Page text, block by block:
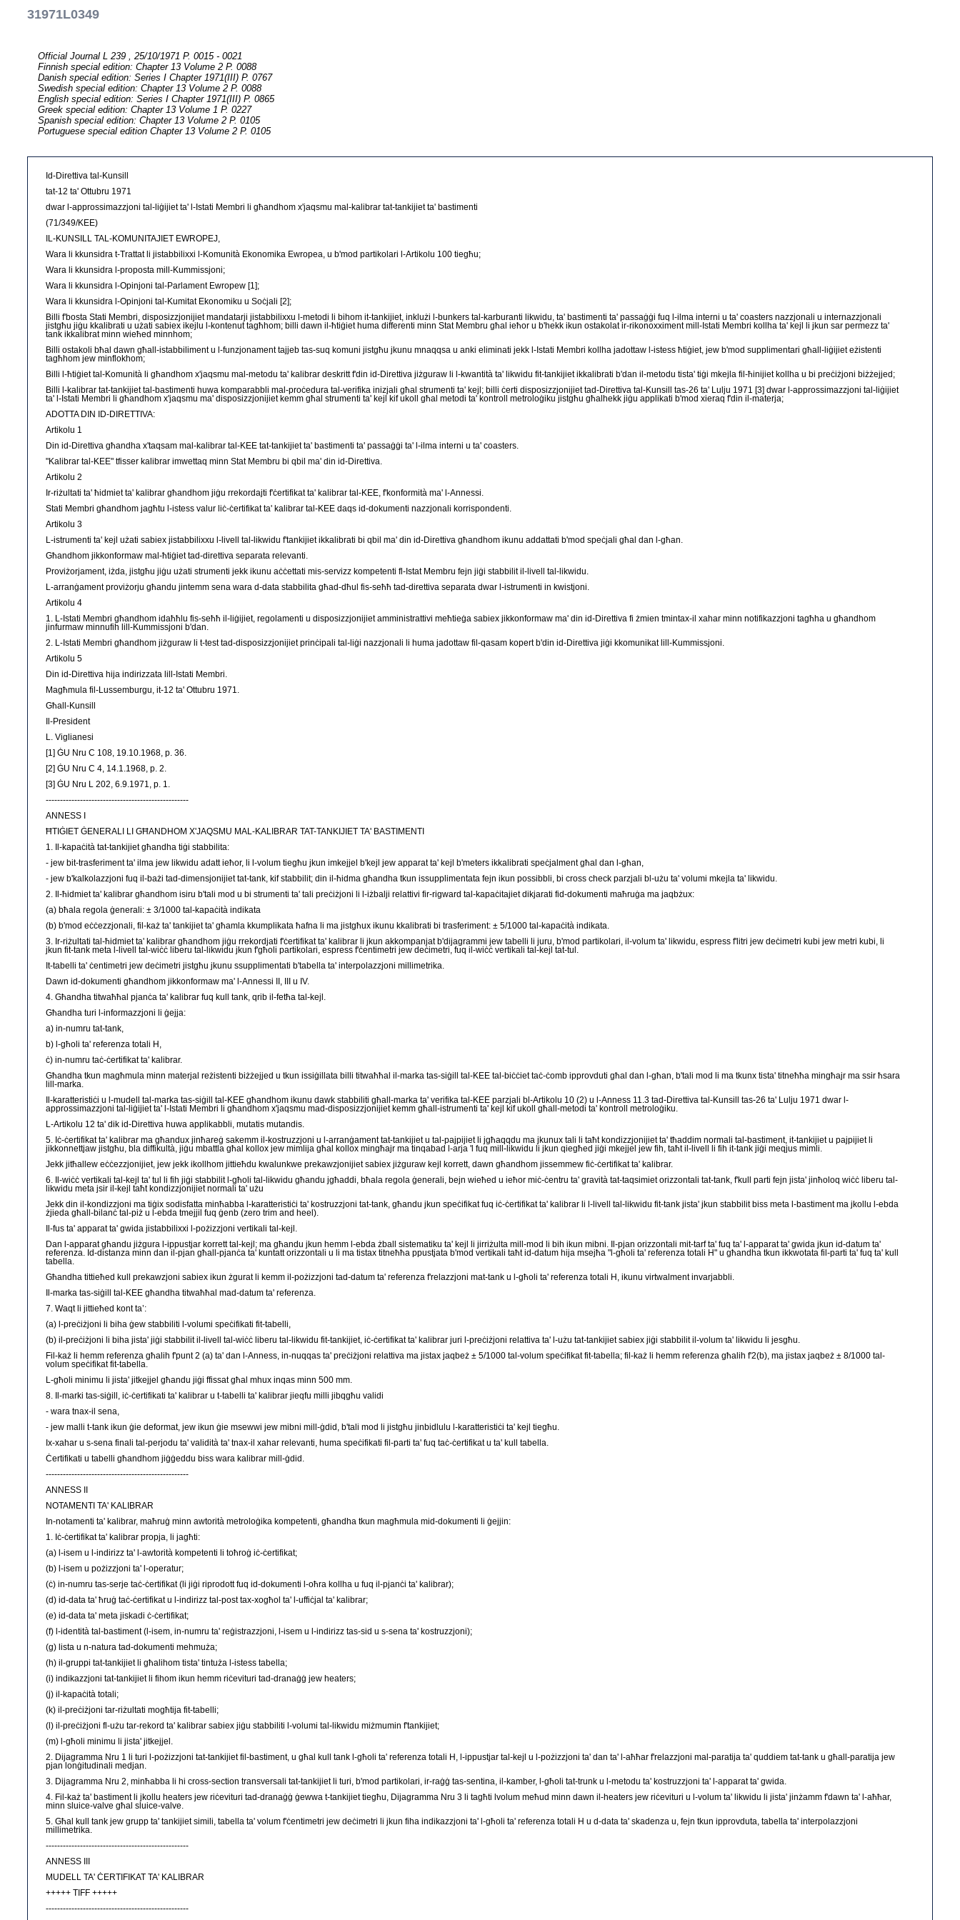
31971L0349
Official Journal L 239 , 25/10/1971 P. 0015 - 0021
Finnish special edition: Chapter 13 Volume 2 P. 0088
Danish special edition: Series I Chapter 1971(III) P. 0767
Swedish special edition: Chapter 13 Volume 2 P. 0088
English special edition: Series I Chapter 1971(III) P. 0865
Greek special edition: Chapter 13 Volume 1 P. 0227
Spanish special edition: Chapter 13 Volume 2 P. 0105
Portuguese special edition Chapter 13 Volume 2 P. 0105
Id-Direttiva tal-Kunsill
tat-12 ta' Ottubru 1971
dwar l-approssimazzjoni tal-liġijiet ta' l-Istati Membri li għandhom x'jaqsmu mal-kalibrar tat-tankijiet ta' bastimenti
(71/349/KEE)
IL-KUNSILL TAL-KOMUNITAJIET EWROPEJ,
Wara li kkunsidra t-Trattat li jistabbilixxi l-Komunità Ekonomika Ewropea, u b'mod partikolari l-Artikolu 100 tiegħu;
Wara li kkunsidra l-proposta mill-Kummissjoni;
Wara li kkunsidra l-Opinjoni tal-Parlament Ewropew [1];
Wara li kkunsidra l-Opinjoni tal-Kumitat Ekonomiku u Soċjali [2];
Billi f'bosta Stati Membri, disposizzjonijiet mandatarji jistabbilixxu l-metodi li bihom it-tankijiet, inklużi l-bunkers tal-karburanti likwidu, ta' bastimenti ta' passaġġi fuq l-ilma interni u ta' coasters nazzjonali u internazzjonali
jistgħu jiġu kkalibrati u użati sabiex ikejlu l-kontenut tagħhom; billi dawn il-ħtiġiet huma differenti minn Stat Membru għal ieħor u b'hekk ikun ostakolat ir-rikonoxximent mill-Istati Membri kollha ta' kejl li jkun sar permezz ta'
tank ikkalibrat minn wieħed minnhom;
Billi ostakoli bħal dawn għall-istabbiliment u l-funzjonament tajjeb tas-suq komuni jistgħu jkunu mnaqqsa u anki eliminati jekk l-Istati Membri kollha jadottaw l-istess ħtiġiet, jew b'mod supplimentari għall-liġijiet eżistenti
tagħhom jew minflokhom;
Billi l-ħtiġiet tal-Komunità li għandhom x'jaqsmu mal-metodu ta' kalibrar deskritt f'din id-Direttiva jiżguraw li l-kwantità ta' likwidu fit-tankijiet ikkalibrati b'dan il-metodu tista' tiġi mkejla fil-ħinijiet kollha u bi preċiżjoni biżżejjed;
Billi l-kalibrar tat-tankijiet tal-bastimenti huwa komparabbli mal-proċedura tal-verifika inizjali għal strumenti ta' kejl; billi ċerti disposizzjonijiet tad-Direttiva tal-Kunsill tas-26 ta' Lulju 1971 [3] dwar l-approssimazzjoni tal-liġijiet
ta' l-Istati Membri li għandhom x'jaqsmu ma' disposizzjonijiet kemm għal strumenti ta' kejl kif ukoll għal metodi ta' kontroll metroloġiku jistgħu għalhekk jiġu applikati b'mod xieraq f'din il-materja;
ADOTTA DIN ID-DIRETTIVA:
Artikolu 1
Din id-Direttiva għandha x'taqsam mal-kalibrar tal-KEE tat-tankijiet ta' bastimenti ta' passaġġi ta' l-ilma interni u ta' coasters.
"Kalibrar tal-KEE" tfisser kalibrar imwettaq minn Stat Membru bi qbil ma' din id-Direttiva.
Artikolu 2
Ir-riżultati ta' ħidmiet ta' kalibrar għandhom jiġu rrekordajti f'ċertifikat ta' kalibrar tal-KEE, f'konformità ma' l-Annessi.
Stati Membri għandhom jagħtu l-istess valur liċ-ċertifikat ta' kalibrar tal-KEE daqs id-dokumenti nazzjonali korrispondenti.
Artikolu 3
L-istrumenti ta' kejl użati sabiex jistabbilixxu l-livell tal-likwidu f'tankijiet ikkalibrati bi qbil ma' din id-Direttiva għandhom ikunu addattati b'mod speċjali għal dan l-għan.
Għandhom jikkonformaw mal-ħtiġiet tad-direttiva separata relevanti.
Proviżorjament, iżda, jistgħu jiġu użati strumenti jekk ikunu aċċettati mis-servizz kompetenti fl-Istat Membru fejn jiġi stabbilit il-livell tal-likwidu.
L-arranġament proviżorju għandu jintemm sena wara d-data stabbilita għad-dħul fis-seħħ tad-direttiva separata dwar l-istrumenti in kwistjoni.
Artikolu 4
1. L-Istati Membri għandhom idaħħlu fis-seħħ il-liġijiet, regolamenti u disposizzjonijiet amministrattivi meħtieġa sabiex jikkonformaw ma' din id-Direttiva fi żmien tmintax-il xahar minn notifikazzjoni tagħha u għandhom
jinfurmaw minnufih lill-Kummissjoni b'dan.
2. L-Istati Membri għandhom jiżguraw li t-test tad-disposizzjonijiet prinċipali tal-liġi nazzjonali li huma jadottaw fil-qasam kopert b'din id-Direttiva jiġi kkomunikat lill-Kummissjoni.
Artikolu 5
Din id-Direttiva hija indirizzata lill-Istati Membri.
Magħmula fil-Lussemburgu, it-12 ta' Ottubru 1971.
Għall-Kunsill
Il-President
L. Viglianesi
[1] ĠU Nru C 108, 19.10.1968, p. 36.
[2] ĠU Nru C 4, 14.1.1968, p. 2.
[3] ĠU Nru L 202, 6.9.1971, p. 1.
--------------------------------------------------
ANNESS I
ĦTIĠIET ĠENERALI LI GĦANDHOM X'JAQSMU MAL-KALIBRAR TAT-TANKIJIET TA' BASTIMENTI
1. Il-kapaċità tat-tankijiet għandha tiġi stabbilita:
- jew bit-trasferiment ta' ilma jew likwidu adatt ieħor, li l-volum tiegħu jkun imkejjel b'kejl jew apparat ta' kejl b'meters ikkalibrati speċjalment għal dan l-għan,
- jew b'kalkolazzjoni fuq il-bażi tad-dimensjonijiet tat-tank, kif stabbilit; din il-ħidma għandha tkun issupplimentata fejn ikun possibbli, bi cross check parzjali bl-użu ta' volumi mkejla ta' likwidu.
2. Il-ħidmiet ta' kalibrar għandhom isiru b'tali mod u bi strumenti ta' tali preċiżjoni li l-iżbalji relattivi fir-rigward tal-kapaċitajiet dikjarati fid-dokumenti maħruġa ma jaqbżux:
(a) bħala regola ġenerali: ± 3/1000 tal-kapaċità indikata
(b) b'mod eċċezzjonali, fil-każ ta' tankijiet ta' għamla kkumplikata ħafna li ma jistgħux ikunu kkalibrati bi trasferiment: ± 5/1000 tal-kapaċità indikata.
3. Ir-riżultati tal-ħidmiet ta' kalibrar għandhom jiġu rrekordjati f'ċertifikat ta' kalibrar li jkun akkompanjat b'dijagrammi jew tabelli li juru, b'mod partikolari, il-volum ta' likwidu, espress f'litri jew deċimetri kubi jew metri kubi, li
jkun fit-tank meta l-livell tal-wiċċ liberu tal-likwidu jkun f'għoli partikolari, espress f'ċentimetri jew deċimetri, fuq il-wiċċ vertikali tal-kejl tat-tul.
It-tabelli ta' ċentimetri jew deċimetri jistgħu jkunu ssupplimentati b'tabella ta' interpolazzjoni millimetrika.
Dawn id-dokumenti għandhom jikkonformaw ma' l-Annessi II, III u IV.
4. Għandha titwaħħal pjanċa ta' kalibrar fuq kull tank, qrib il-fetħa tal-kejl.
Għandha turi l-informazzjoni li ġejja:
a) in-numru tat-tank,
b) l-għoli ta' referenza totali H,
ċ) in-numru taċ-ċertifikat ta' kalibrar.
Għandha tkun magħmula minn materjal reżistenti biżżejjed u tkun issiġillata billi titwaħħal il-marka tas-siġill tal-KEE tal-biċċiet taċ-ċomb ipprovduti għal dan l-għan, b'tali mod li ma tkunx tista' titneħħa mingħajr ma ssir ħsara
lill-marka.
Il-karatteristiċi u l-mudell tal-marka tas-siġill tal-KEE għandhom ikunu dawk stabbiliti għall-marka ta' verifika tal-KEE parzjali bl-Artikolu 10 (2) u l-Anness 11.3 tad-Direttiva tal-Kunsill tas-26 ta' Lulju 1971 dwar l-
approssimazzjoni tal-liġijiet ta' l-Istati Membri li għandhom x'jaqsmu mad-disposizzjonijiet kemm għall-istrumenti ta' kejl kif ukoll għall-metodi ta' kontroll metroloġiku.
L-Artikolu 12 ta' dik id-Direttiva huwa applikabbli, mutatis mutandis.
5. Iċ-ċertifikat ta' kalibrar ma għandux jinħareġ sakemm il-kostruzzjoni u l-arranġament tat-tankijiet u tal-pajpijiet li jgħaqqdu ma jkunux tali li taħt kondizzjonijiet ta' tħaddim normali tal-bastiment, it-tankijiet u pajpijiet li
jikkonnettjaw jistgħu, bla diffikultà, jiġu mbattla għal kollox jew mimlija għal kollox mingħajr ma tinqabad l-arja 'l fuq mill-likwidu li jkun qiegħed jiġi mkejjel jew fih, taħt il-livell li fih it-tank jiġi meqjus mimli.
Jekk jitħallew eċċezzjonijiet, jew jekk ikollhom jittieħdu kwalunkwe prekawzjonijiet sabiex jiżguraw kejl korrett, dawn għandhom jissemmew fiċ-ċertifikat ta' kalibrar.
6. Il-wiċċ vertikali tal-kejl ta' tul li fih jiġi stabbilit l-għoli tal-likwidu għandu jgħaddi, bħala regola ġenerali, bejn wieħed u ieħor miċ-ċentru ta' gravità tat-taqsimiet orizzontali tat-tank, f'kull parti fejn jista' jinħoloq wiċċ liberu tal-
likwidu meta jsir il-kejl taħt kondizzjonijiet normali ta' użu
Jekk din il-kondizzjoni ma tiġix sodisfatta minħabba l-karatteristiċi ta' kostruzzjoni tat-tank, għandu jkun speċifikat fuq iċ-ċertifikat ta' kalibrar li l-livell tal-likwidu fit-tank jista' jkun stabbilit biss meta l-bastiment ma jkollu l-ebda
żjieda għall-bilanċ tal-piż u l-ebda tmejjil fuq ġenb (zero trim and heel).
Il-fus ta' apparat ta' gwida jistabbilixxi l-pożizzjoni vertikali tal-kejl.
Dan l-apparat għandu jiżgura l-ippustjar korrett tal-kejl; ma għandu jkun hemm l-ebda żball sistematiku ta' kejl li jirriżulta mill-mod li bih ikun mibni. Il-pjan orizzontali mit-tarf ta' fuq ta' l-apparat ta' gwida jkun id-datum ta'
referenza. Id-distanza minn dan il-pjan għall-pjanċa ta' kuntatt orizzontali u li ma tistax titneħħa ppustjata b'mod vertikali taħt id-datum hija msejħa "l-għoli ta' referenza totali H" u għandha tkun ikkwotata fil-parti ta' fuq ta' kull
tabella.
Għandha tittieħed kull prekawzjoni sabiex ikun żgurat li kemm il-pożizzjoni tad-datum ta' referenza f'relazzjoni mat-tank u l-għoli ta' referenza totali H, ikunu virtwalment invarjabbli.
Il-marka tas-siġill tal-KEE għandha titwaħħal mad-datum ta' referenza.
7. Waqt li jittieħed kont ta’:
(a) l-preċiżjoni li biha ġew stabbiliti l-volumi speċifikati fit-tabelli,
(b) il-preċiżjoni li biha jista' jiġi stabbilit il-livell tal-wiċċ liberu tal-likwidu fit-tankijiet, iċ-ċertifikat ta' kalibrar juri l-preċiżjoni relattiva ta' l-użu tat-tankijiet sabiex jiġi stabbilit il-volum ta' likwidu li jesgħu.
Fil-każ li hemm referenza għalih f'punt 2 (a) ta' dan l-Anness, in-nuqqas ta' preċiżjoni relattiva ma jistax jaqbeż ± 5/1000 tal-volum speċifikat fit-tabella; fil-każ li hemm referenza għalih f'2(b), ma jistax jaqbeż ± 8/1000 tal-
volum speċifikat fit-tabella.
L-għoli minimu li jista' jitkejjel għandu jiġi ffissat għal mhux inqas minn 500 mm.
8. Il-marki tas-siġill, iċ-ċertifikati ta' kalibrar u t-tabelli ta' kalibrar jieqfu milli jibqgħu validi
- wara tnax-il sena,
- jew malli t-tank ikun ġie deformat, jew ikun ġie msewwi jew mibni mill-ġdid, b'tali mod li jistgħu jinbidlulu l-karatteristiċi ta' kejl tiegħu.
Ix-xahar u s-sena finali tal-perjodu ta' validità ta' tnax-il xahar relevanti, huma speċifikati fil-parti ta' fuq taċ-ċertifikat u ta' kull tabella.
Ċertifikati u tabelli għandhom jiġġeddu biss wara kalibrar mill-ġdid.
--------------------------------------------------
ANNESS II
NOTAMENTI TA' KALIBRAR
In-notamenti ta' kalibrar, maħruġ minn awtorità metroloġika kompetenti, għandha tkun magħmula mid-dokumenti li ġejjin:
1. Iċ-ċertifikat ta' kalibrar propja, li jagħti:
(a) l-isem u l-indirizz ta' l-awtorità kompetenti li toħroġ iċ-ċertifikat;
(b) l-isem u pożizzjoni ta' l-operatur;
(ċ) in-numru tas-serje taċ-ċertifikat (li jiġi riprodott fuq id-dokumenti l-oħra kollha u fuq il-pjanċi ta' kalibrar);
(d) id-data ta' ħruġ taċ-ċertifikat u l-indirizz tal-post tax-xogħol ta' l-uffiċjal ta' kalibrar;
(e) id-data ta' meta jiskadi ċ-ċertifikat;
(f) l-identità tal-bastiment (l-isem, in-numru ta' reġistrazzjoni, l-isem u l-indirizz tas-sid u s-sena ta' kostruzzjoni);
(g) lista u n-natura tad-dokumenti mehmuża;
(h) il-gruppi tat-tankijiet li għalihom tista' tintuża l-istess tabella;
(i) indikazzjoni tat-tankijiet li fihom ikun hemm riċevituri tad-dranaġġ jew heaters;
(j) il-kapaċità totali;
(k) il-preċiżjoni tar-riżultati mogħtija fit-tabelli;
(l) il-preċiżjoni fl-użu tar-rekord ta' kalibrar sabiex jiġu stabbiliti l-volumi tal-likwidu miżmumin f'tankijiet;
(m) l-għoli minimu li jista' jitkejjel.
2. Dijagramma Nru 1 li turi l-pożizzjoni tat-tankijiet fil-bastiment, u għal kull tank l-għoli ta' referenza totali H, l-ippustjar tal-kejl u l-pożizzjoni ta' dan ta' l-aħħar f'relazzjoni mal-paratija ta' quddiem tat-tank u għall-paratija jew
pjan lonġitudinali medjan.
3. Dijagramma Nru 2, minħabba li hi cross-section transversali tat-tankijiet li turi, b'mod partikolari, ir-raġġ tas-sentina, il-kamber, l-għoli tat-trunk u l-metodu ta' kostruzzjoni ta' l-apparat ta' gwida.
4. Fil-każ ta' bastiment li jkollu heaters jew riċevituri tad-dranaġġ ġewwa t-tankijiet tiegħu, Dijagramma Nru 3 li tagħti lvolum meħud minn dawn il-heaters jew riċevituri u l-volum ta' likwidu li jista' jinżamm f'dawn ta' l-aħħar,
minn sluice-valve għal sluice-valve.
5. Għal kull tank jew grupp ta' tankijiet simili, tabella ta' volum f'ċentimetri jew deċimetri li jkun fiha indikazzjoni ta' l-għoli ta' referenza totali H u d-data ta' skadenza u, fejn tkun ipprovduta, tabella ta' interpolazzjoni
millimetrika.
--------------------------------------------------
ANNESS III
MUDELL TA' ĊERTIFIKAT TA' KALIBRAR
+++++ TIFF +++++
--------------------------------------------------